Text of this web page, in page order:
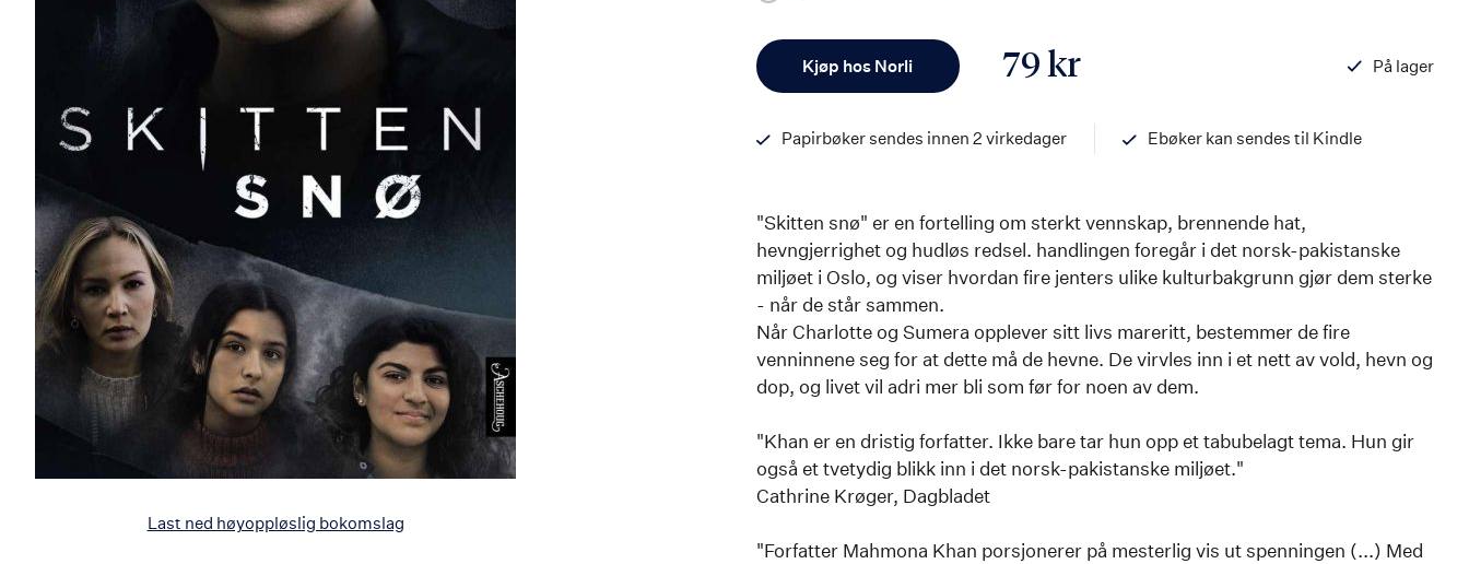
Last ned høyoppløslig bokomslag
Kjøp hos Norli 79 kr
På lager
Papirbøker sendes innen 2 virkedager
Ebøker kan sendes til Kindle
"Skitten snø" er en fortelling om sterkt vennskap, brennende hat,
hevngjerrighet og hudløs redsel. handlingen foregår i det norsk-pakistanske
miljøet i Oslo, og viser hvordan fire jenters ulike kulturbakgrunn gjør dem sterke
- når de står sammen.
Når Charlotte og Sumera opplever sitt livs mareritt, bestemmer de fire
venninnene seg for at dette må de hevne. De virvles inn i et nett av vold, hevn og
dop, og livet vil adri mer bli som før for noen av dem.
"Khan er en dristig forfatter. Ikke bare tar hun opp et tabubelagt tema. Hun gir
også et tvetydig blikk inn i det norsk-pakistanske miljøet."
Cathrine Krøger, Dagbladet
"Forfatter Mahmona Khan porsjonerer på mesterlig vis ut spenningen (...) Med